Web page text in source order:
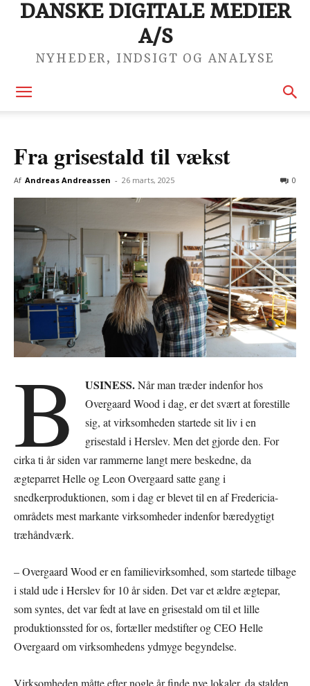
DANSKE DIGITALE MEDIER
A/S
NYHEDER, INDSIGT OG ANALYSE
Fra grisestald til vækst
Af Andreas Andreassen - 26 marts, 2025 0
B USINESS.Når man træder indenfor hos
Overgaard Wood i dag, er det svært at forestille
sig, at virksomheden startede sit liv i en
grisestald i Herslev. Men det gjorde den. For
cirka ti år siden var rammerne langt mere beskedne, da
ægteparret Helle og Leon Overgaard satte gang i
snedkerproduktionen, som i dag er blevet til en af Fredericia-
områdets mest markante virksomheder indenfor bæredygtigt
træhåndværk.
– Overgaard Wood er en familievirksomhed, som startede tilbage
i stald ude i Herslev for 10 år siden. Det var et ældre ægtepar,
som syntes, det var fedt at lave en grisestald om til et lille
produktionssted for os, fortæller medstifter og CEO Helle
Overgaard om virksomhedens ydmyge begyndelse.
Virksomheden måtte efter nogle år finde nye lokaler, da stalden